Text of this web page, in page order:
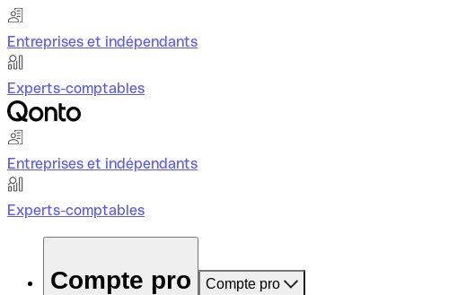
Entreprises et indépendants
Experts-comptables
Entreprises et indépendants
Experts-comptables
Compte pro Compte pro